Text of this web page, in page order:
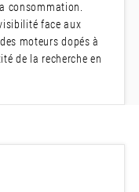
consommation.
face aux
moteurs dopés à
de la recherche en